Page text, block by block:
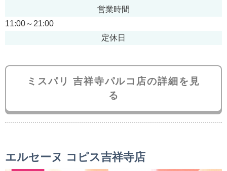
営業時間
11:00～21:00
定休日
ミスパリ 吉祥寺パルコ店の詳細を見
る
エルセーヌ コピス吉祥寺店